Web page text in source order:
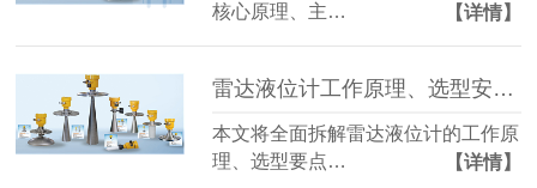
核心原理、主…
【详情】
雷达液位计工作原理、选型安装及常见故障处理全解析
本文将全面拆解雷达液位计的工作原
理、选型要点…
【详情】